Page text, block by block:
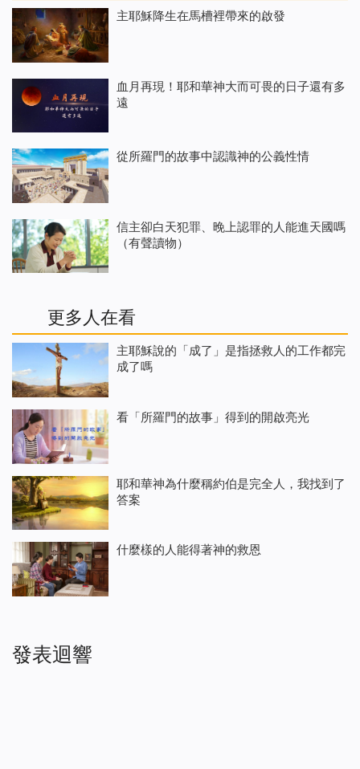
主耶穌降生在馬槽裡帶來的啟發
血月再現！耶和華神大而可畏的日子還有多
遠
從所羅門的故事中認識神的公義性情
信主卻白天犯罪、晚上認罪的人能進天國嗎
（有聲讀物）
更多人在看
主耶穌說的「成了」是指拯救人的工作都完
成了嗎
看「所羅門的故事」得到的開啟亮光
耶和華神為什麼稱約伯是完全人，我找到了
答案
什麼樣的人能得著神的救恩
發表迴響